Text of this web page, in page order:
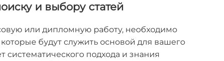
и выбору статей
или дипломную работу, необходимо
будут служить основой для вашего
систематического подхода и знания